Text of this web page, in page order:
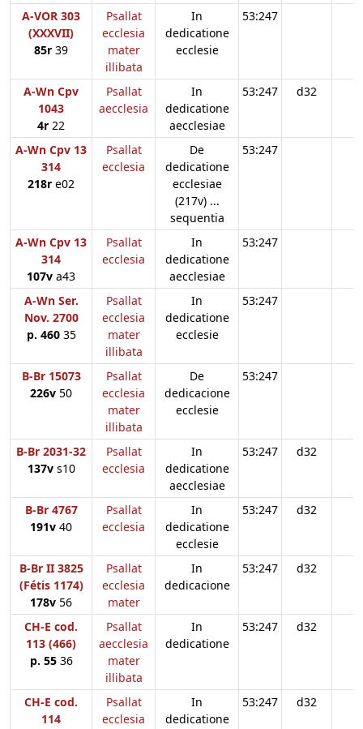
A-VOR 303
(XXXVII)
85r 39
Psallat
ecclesia
mater
illibata
In
dedicatione
ecclesie
53:247
A-Wn Cpv
1043
4r 22
Psallat
aecclesia
In
dedicatione
aecclesiae
53:247 d32
A-Wn Cpv 13
314
218r e02
Psallat
ecclesia
De
dedicatione
ecclesiae
(217v) ...
sequentia
53:247
A-Wn Cpv 13
314
107v a43
Psallat
ecclesia
In
dedicatione
aecclesiae
53:247
A-Wn Ser.
Nov. 2700
p. 46035
Psallat
ecclesia
mater
illibata
In
dedicatione
ecclesie
53:247
B-Br 15073
226v 50
Psallat
ecclesia
mater
illibata
De
dedicacione
ecclesie
53:247
B-Br 2031-32
137vs10
Psallat
ecclesia
In
dedicatione
aecclesiae
53:247 d32
B-Br 4767
191v 40
Psallat
ecclesia
In
dedicatione
ecclesie
53:247 d32
B-Br II 3825
(Fétis 1174)
178v 56
Psallat
ecclesia
mater
In
dedicacione
53:247 d32
CH-E cod.
113 (466)
p. 5536
Psallat
aecclesia
mater
illibata
In
dedicatione
53:247 d32
CH-E cod.
114
Psallat
ecclesia
In
dedicatione
53:247 d32